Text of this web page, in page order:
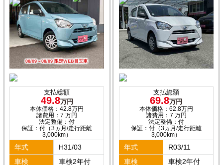
08/09～08/09 限定WEB目玉車
支払総額
49.8万円
本体価格：42.8万円
諸費用：7 万円
法定整備：付
保証：付（3ヵ月/走行距離
3,000km）
年式
H31/03
車検
車検2年付
支払総額
69.8万円
本体価格：62.8万円
諸費用：7 万円
法定整備：付
保証：付（3ヵ月/走行距離
3,000km）
年式
R03/11
車検
車検2年付